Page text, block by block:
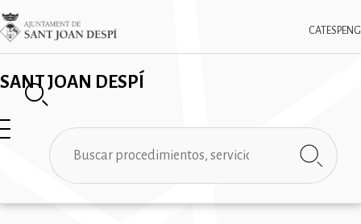
Pasar
al
contenido
SANT JOAN DESPÍ
CAT ESPENG
Imatge
✕
Buscar